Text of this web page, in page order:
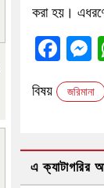
করা হয়।
বিষয় জরিমানা
এ ক্যাটাগরির